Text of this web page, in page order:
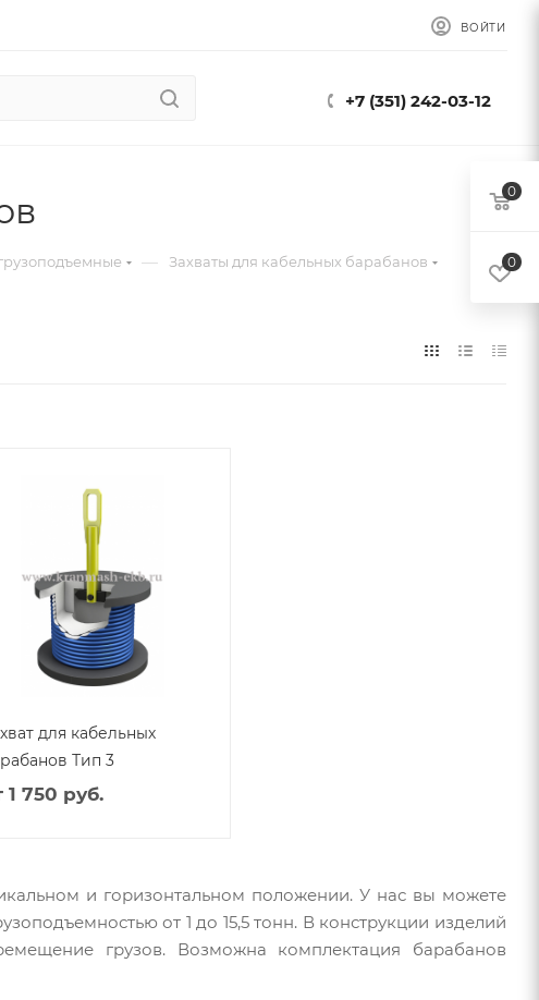
ВОЙТИ
+7 (351) 242-03-12
— Захваты для кабельных барабанов
для кабельных
Тип 3
1 750 руб.
и горизонтальном положении. У нас вы можете
от 1 до 15,5 тонн. В конструкции изделий
грузов. Возможна комплектация барабанов
0
0